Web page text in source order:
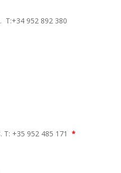
T:+34 952 892 380
T: +35 952 485 171*